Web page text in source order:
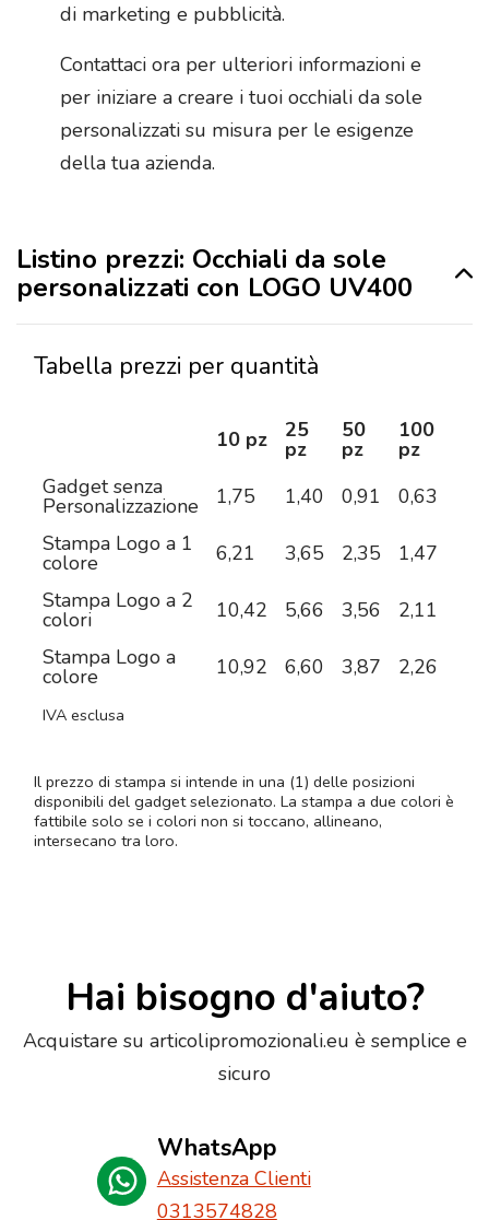
di marketing e pubblicità.
Contattaci ora per ulteriori informazioni e
per iniziare a creare i tuoi occhiali da sole
personalizzati su misura per le esigenze
della tua azienda.
Listino prezzi: Occhiali da sole
personalizzati con LOGO UV400
Tabella prezzi per quantità
10 pz 25
pz
50
pz
100
pz
Gadget senza
Personalizzazione 1,75 1,40 0,91 0,63
Stampa Logo a 1
colore 6,21 3,65 2,35 1,47
Stampa Logo a 2
colori 10,42 5,66 3,56 2,11
Stampa Logo a
colore 10,92 6,60 3,87 2,26
IVA esclusa
Il prezzo di stampa si intende in una (1) delle posizioni
disponibili del gadget selezionato. La stampa a due colori è
fattibile solo se i colori non si toccano, allineano,
intersecano tra loro.
Hai bisogno d'aiuto?
Acquistare su articolipromozionali.eu è semplice e
sicuro
WhatsApp
Assistenza Clienti
0313574828